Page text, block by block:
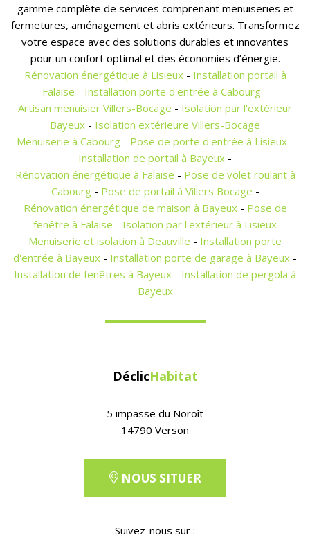
gamme complète de services comprenant menuiseries et
fermetures, aménagement et abris extérieurs. Transformez
votre espace avec des solutions durables et innovantes
pour un confort optimal et des économies d’énergie.
Rénovation énergétique à Lisieux - Installation portail à
Falaise - Installation porte d'entrée à Cabourg -
Artisan menuisier Villers-Bocage - Isolation par l'extérieur
Bayeux - Isolation extérieure Villers-Bocage
Menuiserie à Cabourg- Pose de porte d'entrée à Lisieux -
Installation de portail à Bayeux -
Rénovation énergétique à Falaise - Pose de volet roulant à
Cabourg- Pose de portail à Villers Bocage -
Rénovation énergétique de maison à Bayeux - Pose de
fenêtre à Falaise - Isolation par l'extérieur à Lisieux
Menuiserie et isolation à Deauville - Installation porte
d'entrée à Bayeux - Installation porte de garage à Bayeux -
Installation de fenêtres à Bayeux - Installation de pergola à
Bayeux
DéclicHabitat
5 impasse du Noroît
14790 Verson
NOUS SITUER
Suivez-nous sur :